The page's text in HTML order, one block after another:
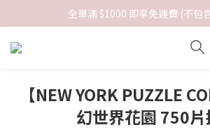
全單滿 $1000 即享免運費 (不包
【NEW YORK PUZZLE
幻世界花園 750片